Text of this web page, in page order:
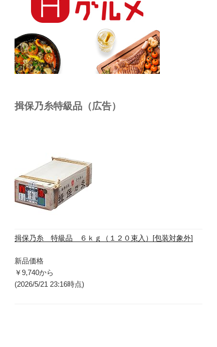
揖保乃糸特級品（広告）
揖保乃糸 特級品 ６ｋｇ（１２０束入）[包装対象外]
新品価格
￥9,740から
(2026/5/21 23:16時点)